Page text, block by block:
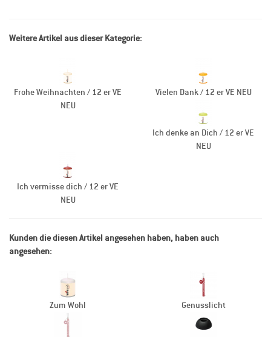
Weitere Artikel aus dieser Kategorie:
Frohe Weihnachten / 12 er VE
NEU
Vielen Dank / 12 er VE NEU
Ich denke an Dich / 12 er VE
NEU
Ich vermisse dich / 12 er VE
NEU
Kunden die diesen Artikel angesehen haben, haben auch
angesehen:
Zum Wohl Genusslicht